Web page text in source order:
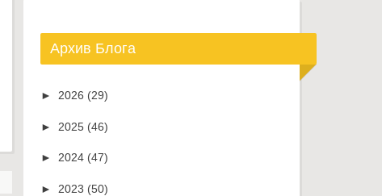
Архив Блога
► 2026 (29)
► 2025 (46)
► 2024 (47)
► 2023 (50)